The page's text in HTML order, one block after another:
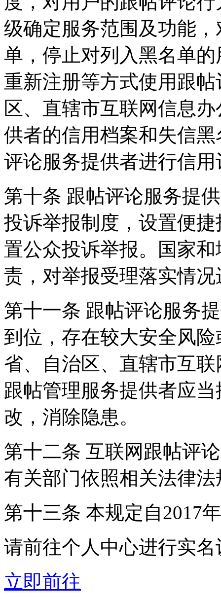
级确定服务范围及功能
单，停止对列入黑名单
重新注册等方式使用跟
区、直辖市互联网信息
供者的信用档案和失信
评论服务提供者进行信用
第十条 跟帖评论服务提
投诉举报制度，设置便
置公众投诉举报。国家
责，对举报受理落实情
第十一条 跟帖评论服务
到位，存在较大安全风
省、自治区、直辖市互
跟帖管理服务提供者应
改，消除隐患。
第十二条 互联网跟帖评
有关部门依照相关法律
第十三条 本规定自2017
请前往个人中心进行实名
立即前往